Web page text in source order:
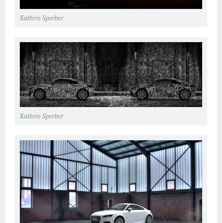
Kathrin Sperber
Kathrin Sperber